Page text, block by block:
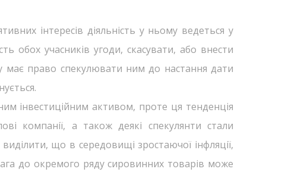
інтересів діяльність у ньому ведеться у
обох учасників угоди, скасувати, або внести
має право спекулювати ним до настання дати
інвестиційним активом, проте ця тенденція
компанії, а також деякі спекулянти стали
що в середовищі зростаючої інфляції,
до окремого ряду сировинних товарів може